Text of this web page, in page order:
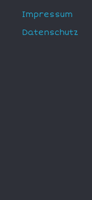
Impressum
Datenschutz